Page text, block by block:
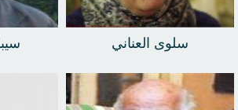
سلوى العناني